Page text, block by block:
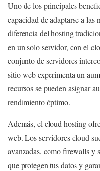
Uno de los principales
capacidad de adaptarse a las
diferencia del hosting
en un solo servidor, con el
conjunto de servidores
sitio web experimenta un
recursos se pueden asignar
rendimiento óptimo.
Además, el cloud hosting
web. Los servidores cloud
avanzadas, como firewalls y
que protegen tus datos y